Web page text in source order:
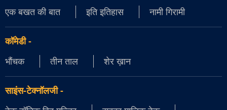
एक बखत की बात
इति इतिहास नामी गिरामी
कॉमेडी-
भौंचक
तीन ताल शेर ख़ान
साइंस-टेक्नॉलजी-